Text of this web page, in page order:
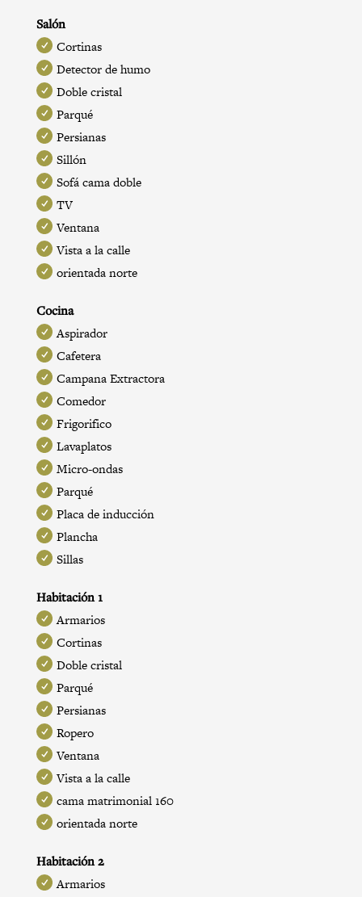
Salón
Cortinas
Detector de humo
Doble cristal
Parqué
Persianas
Sillón
Sofá cama doble
TV
Ventana
Vista a la calle
orientada norte
Cocina
Aspirador
Cafetera
Campana Extractora
Comedor
Frigorifico
Lavaplatos
Micro-ondas
Parqué
Placa de inducción
Plancha
Sillas
Habitación 1
Armarios
Cortinas
Doble cristal
Parqué
Persianas
Ropero
Ventana
Vista a la calle
cama matrimonial 160
orientada norte
Habitación 2
Armarios